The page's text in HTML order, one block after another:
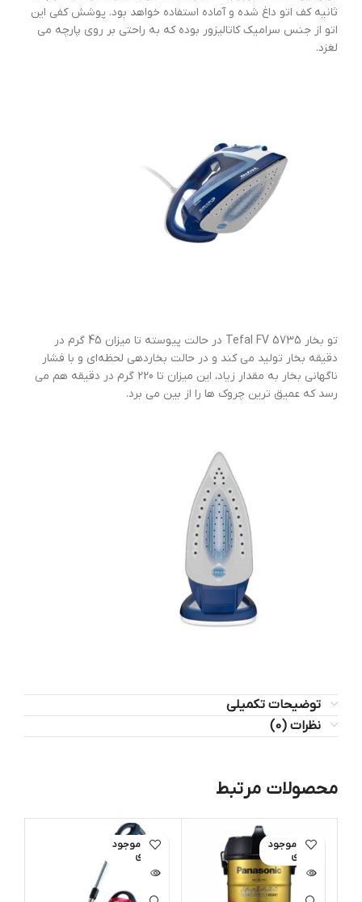
ثانیه کف اتو داغ شده و آماده استفاده خواهد بود. پوشش کفی این
اتو از جنس سرامیک کاتالیزور بوده که به راحتی بر روی پارچه می
لغزد.
تو بخار Tefal FV 5735 در حالت پیوسته تا میزان 45 گرم در
دقیقه بخار تولید می کند و در حالت بخاردهی لحظه‌ای و با فشار
ناگهانی بخار به مقدار زیاد، این میزان تا 220 گرم در دقیقه هم می
رسد که عمیق ترین چروک ها را از بین می برد.
توضیحات تکمیلی
نظرات (0)
محصولات مرتبط
اتمام موجود
ی
اتمام موجود
ی